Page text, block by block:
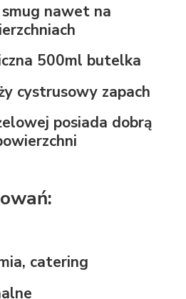
nawet na
500ml butelka
cystrusowy zapach
posiada dobrą
catering